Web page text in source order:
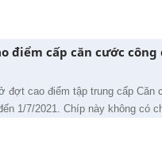
điểm cấp căn cước
đợt cao điểm tập trung cấp
1/7/2021. Chíp này không có